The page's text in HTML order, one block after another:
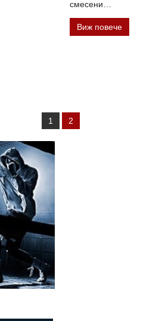
смесени…
Виж повече
1 2